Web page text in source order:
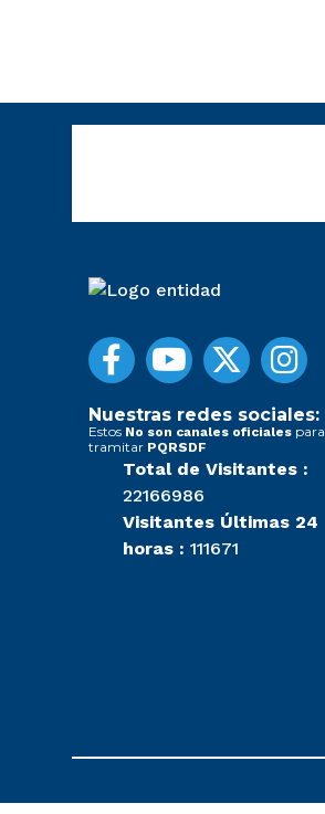
Nuestras redes sociales:
Estos No son canales oficiales para
tramitar PQRSDF
Total de Visitantes :
22166986
Visitantes Últimas 24
horas : 111671